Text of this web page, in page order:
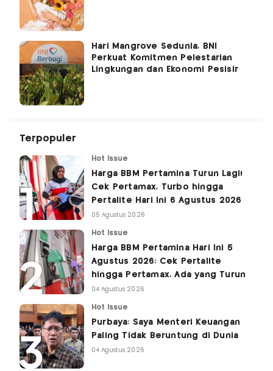
Hari Mangrove Sedunia, BNI
Perkuat Komitmen Pelestarian
Lingkungan dan Ekonomi Pesisir
Terpopuler
Hot Issue
Harga BBM Pertamina Turun Lagi!
Cek Pertamax, Turbo hingga
Pertalite Hari Ini 6 Agustus 2026
05 Agustus 2026
Hot Issue
Harga BBM Pertamina Hari Ini 5
Agustus 2026: Cek Pertalite
hingga Pertamax, Ada yang Turun
04 Agustus 2026
Hot Issue
Purbaya: Saya Menteri Keuangan
Paling Tidak Beruntung di Dunia
04 Agustus 2026